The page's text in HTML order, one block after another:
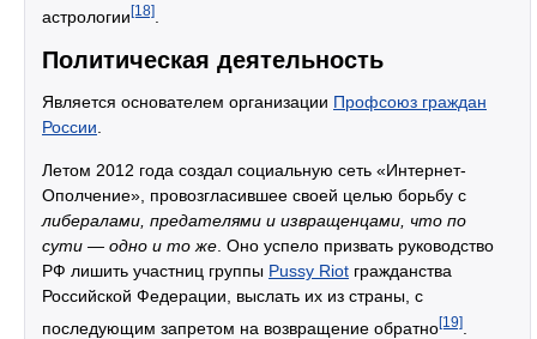
астрологии[18]
Политическая деятельность
Является основателем организации Профсоюз граждан
России
Летом 2012 года создал социальную сеть «Интернет-
Ополчение», провозгласившее своей целью борьбу с
либералами, предателями и извращенцами, что по
сути — одно и то же . Оно успело призвать руководство
РФ лишить участниц группы Pussy Riot гражданства
Российской Федерации, выслать их из страны, с
последующим запретом на возвращение обратно[19]